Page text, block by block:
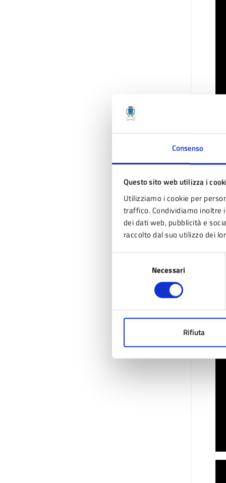
Consenso
Questo sito web utilizza i
Utilizziamo i cookie per
traffico. Condividiamo inoltre
dei dati web, pubblicità e
raccolto dal suo utilizzo dei
Necessari
Rifiuta